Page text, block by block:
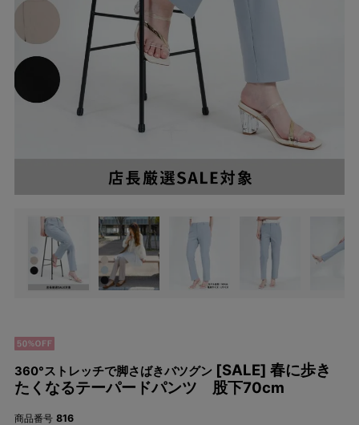
360°ストレッチで脚さばきバツグン [SALE] 春に歩き
たくなるテーパードパンツ 股下70cm
商品番号 816